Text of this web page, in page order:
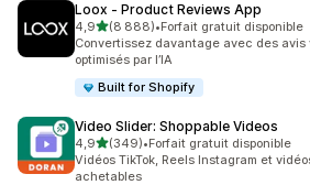
Loox ‑ Product Reviews App
4,9étoile(s) sur 5
(8 888)
8888 avis au total
•Forfait gratuit disponible
Convertissez davantage avec des
optimisés par l’IA
Built for Shopify
Video Slider: Shoppable Videos
4,9étoile(s) sur 5
(349)
349 avis au total
•Forfait gratuit disponible
Vidéos TikTok, Reels Instagram et
achetables